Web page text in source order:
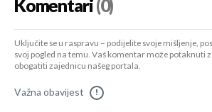
Komentari(0)
Uključite se u raspravu – podijelite svoje mišljenje,
svoj pogled na temu. Vaš komentar može potaknuti
obogatiti zajednicu našeg portala.
Važna obavijest !